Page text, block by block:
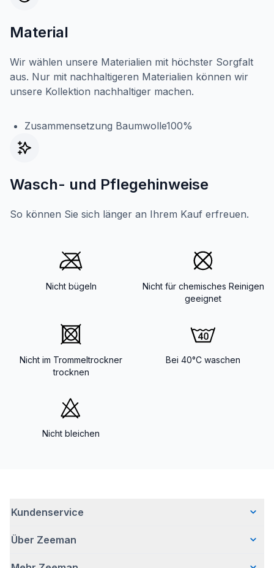
Material
Wir wählen unsere Materialien mit höchster Sorgfalt
aus. Nur mit nachhaltigeren Materialien können wir
unsere Kollektion nachhaltiger machen.
Zusammensetzung Baumwolle100%
Wasch- und Pflegehinweise
So können Sie sich länger an Ihrem Kauf erfreuen.
Nicht bügeln
Nicht für chemisches Reinigen
geeignet
Nicht im Trommeltrockner
trocknen
Bei 40°C waschen
Nicht bleichen
Kundenservice
Häufig gestellte Fragen
Über Zeeman